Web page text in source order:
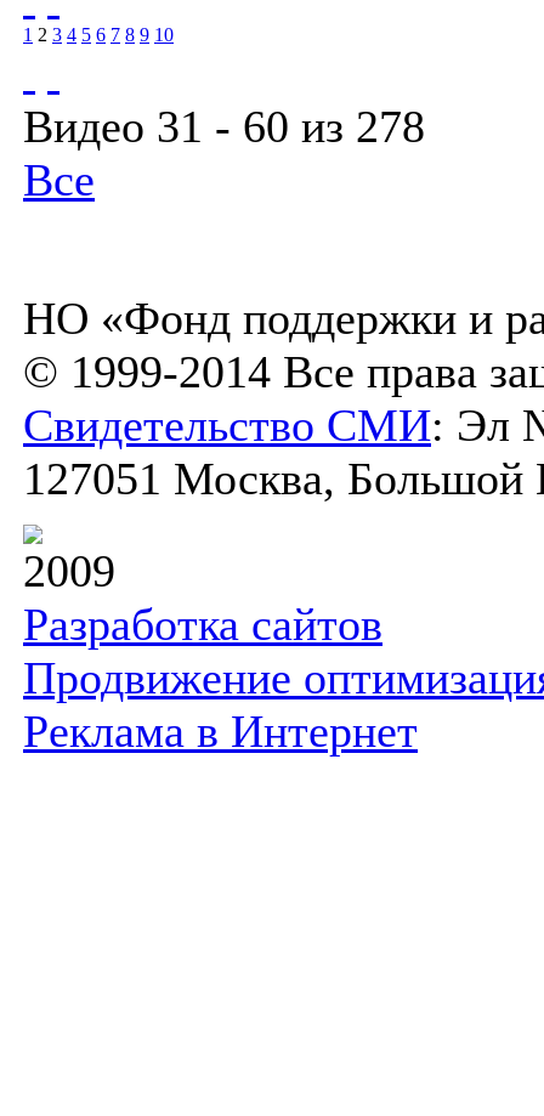
1 2 3 4 5 6 7 8 9 10
Видео 31 - 60 из 278
Все
НО «Фонд поддержки и
© 1999-2014 Все права
Свидетельство СМИ: Эл
127051 Москва, Большой
2009
Разработка сайтов
Продвижение
Реклама в Интернет